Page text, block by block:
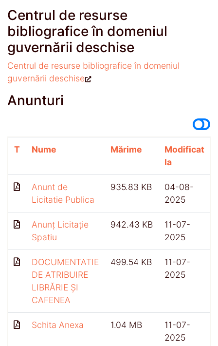
Centrul de resurse
bibliografice în domeniul
guvernării deschise
Centrul de resurse bibliografice în domeniul
guvernării deschise
Anunturi
T Nume Mărime
Modificat
la
Anunt de
Licitatie Publica
935.83 KB
04-08-
2025
Anunț Licitație
Spatiu
942.43 KB
11-07-
2025
DOCUMENTATIE
DE ATRIBUIRE
LIBRĂRIE ȘI
CAFENEA
499.54 KB
11-07-
2025
Schita Anexa 1.04 MB
11-07-
2025